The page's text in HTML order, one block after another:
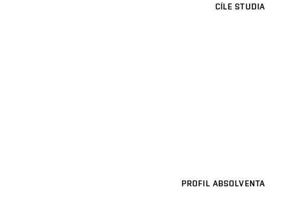
CÍLE STUDIA
PROFIL ABSOLVENTA